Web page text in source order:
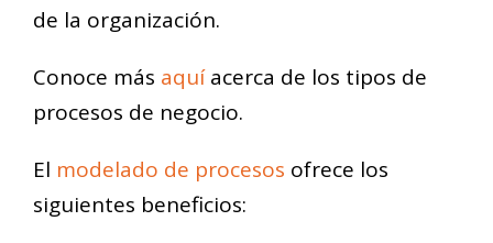
de la organización.
Conoce más aquíacerca de los tipos de
procesos de negocio.
El modelado de procesos ofrece los
siguientes beneficios: